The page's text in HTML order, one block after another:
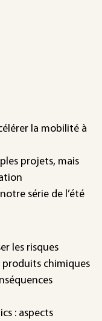
la mobilité à
projets, mais
série de l’été
les risques
produits chimiques
: aspects